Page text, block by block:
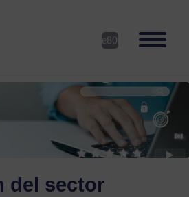
del sector